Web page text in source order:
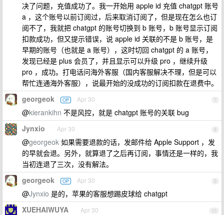
决了问题，充值成功了。我一开始用 apple id 充值 chatgpt 账号
a ，这个账号以前订阅过，后来取消订阅了，但是现在怎么也订
阅不了，我就把 chatgpt 的账号切换到 b 账号，b 账号显示订阅
扣款成功，但又提示错误，说 apple id 关联的不是 b 账号，是
早期的账号（也就是 a 账号），这时切回 chatgpt 的 a 账号，
发现已经是 plus 会员了，并且显示可以升级 pro ，继续升级
pro ，成功。打电话问海外客服（国内客服解决不理，但是可以
帮忙连通海外客服），说最开始的没成功的订阅扣款在退费中。
7
georgeok OP Apr 30
@kierankihn 不是风控，就是 chatgpt 账号的关联 bug
8
Jynxio Apr 30
@georgeok 如果需要退款的话，发邮件给 Apple Support ，发
的早就会退。另外，就算退了之后再订阅，事情还是一样的，我
当初连退了三次，没有解法。
9
georgeok OP Apr 30
@Jynxio 是的，苹果的客服想踢皮球给 chatgpt
10
XUEHAIWUYA Apr 30